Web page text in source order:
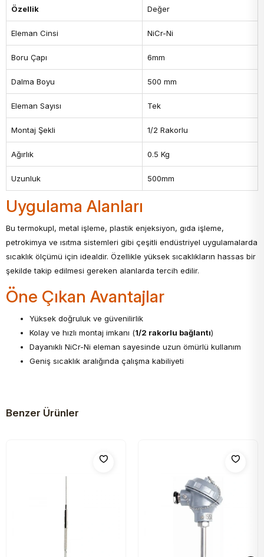
Özellik Değer
Eleman Cinsi NiCr-Ni
Boru Çapı 6mm
Dalma Boyu 500 mm
Eleman Sayısı Tek
Montaj Şekli 1/2 Rakorlu
Ağırlık 0.5 Kg
Uzunluk 500mm
Uygulama Alanları
Bu termokupl, metal işleme, plastik enjeksiyon, gıda işleme,
petrokimya ve ısıtma sistemleri gibi çeşitli endüstriyel uygulamalarda
sıcaklık ölçümü için idealdir. Özellikle yüksek sıcaklıkların hassas bir
şekilde takip edilmesi gereken alanlarda tercih edilir.
Öne Çıkan Avantajlar
Yüksek doğruluk ve güvenilirlik
Kolay ve hızlı montaj imkanı (1/2 rakorlu bağlantı)
Dayanıklı NiCr-Ni eleman sayesinde uzun ömürlü kullanım
Geniş sıcaklık aralığında çalışma kabiliyeti
Benzer Ürünler